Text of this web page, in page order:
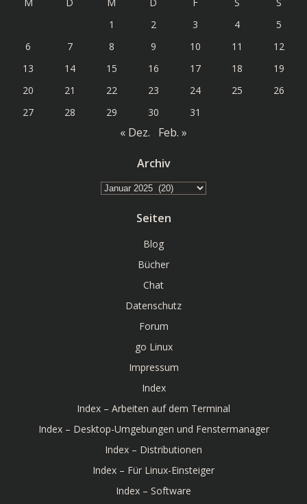
1
2 3 4
5
6
7 8 9 10 11
12
13
14 15 16 17 18
19
20
21 22 23 24 25
26
27
28 29 30 31
« Dez. Feb. »
Archiv
Archiv
Seiten
Blog
Bücher
Chat
Datenschutz
Forum
go Linux
Impressum
Index
Index – Arbeiten auf dem Terminal
Index – Desktop-Umgebungen und Fenstermanager
Index – Distributionen
Index – Für Linux-Einsteiger
Index – Software